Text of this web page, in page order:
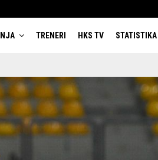
TRENERI HKS TV STATISTIKA